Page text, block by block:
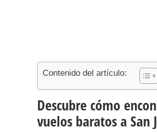
Contenido del artículo:
Descubre cómo
vuelos baratos a San